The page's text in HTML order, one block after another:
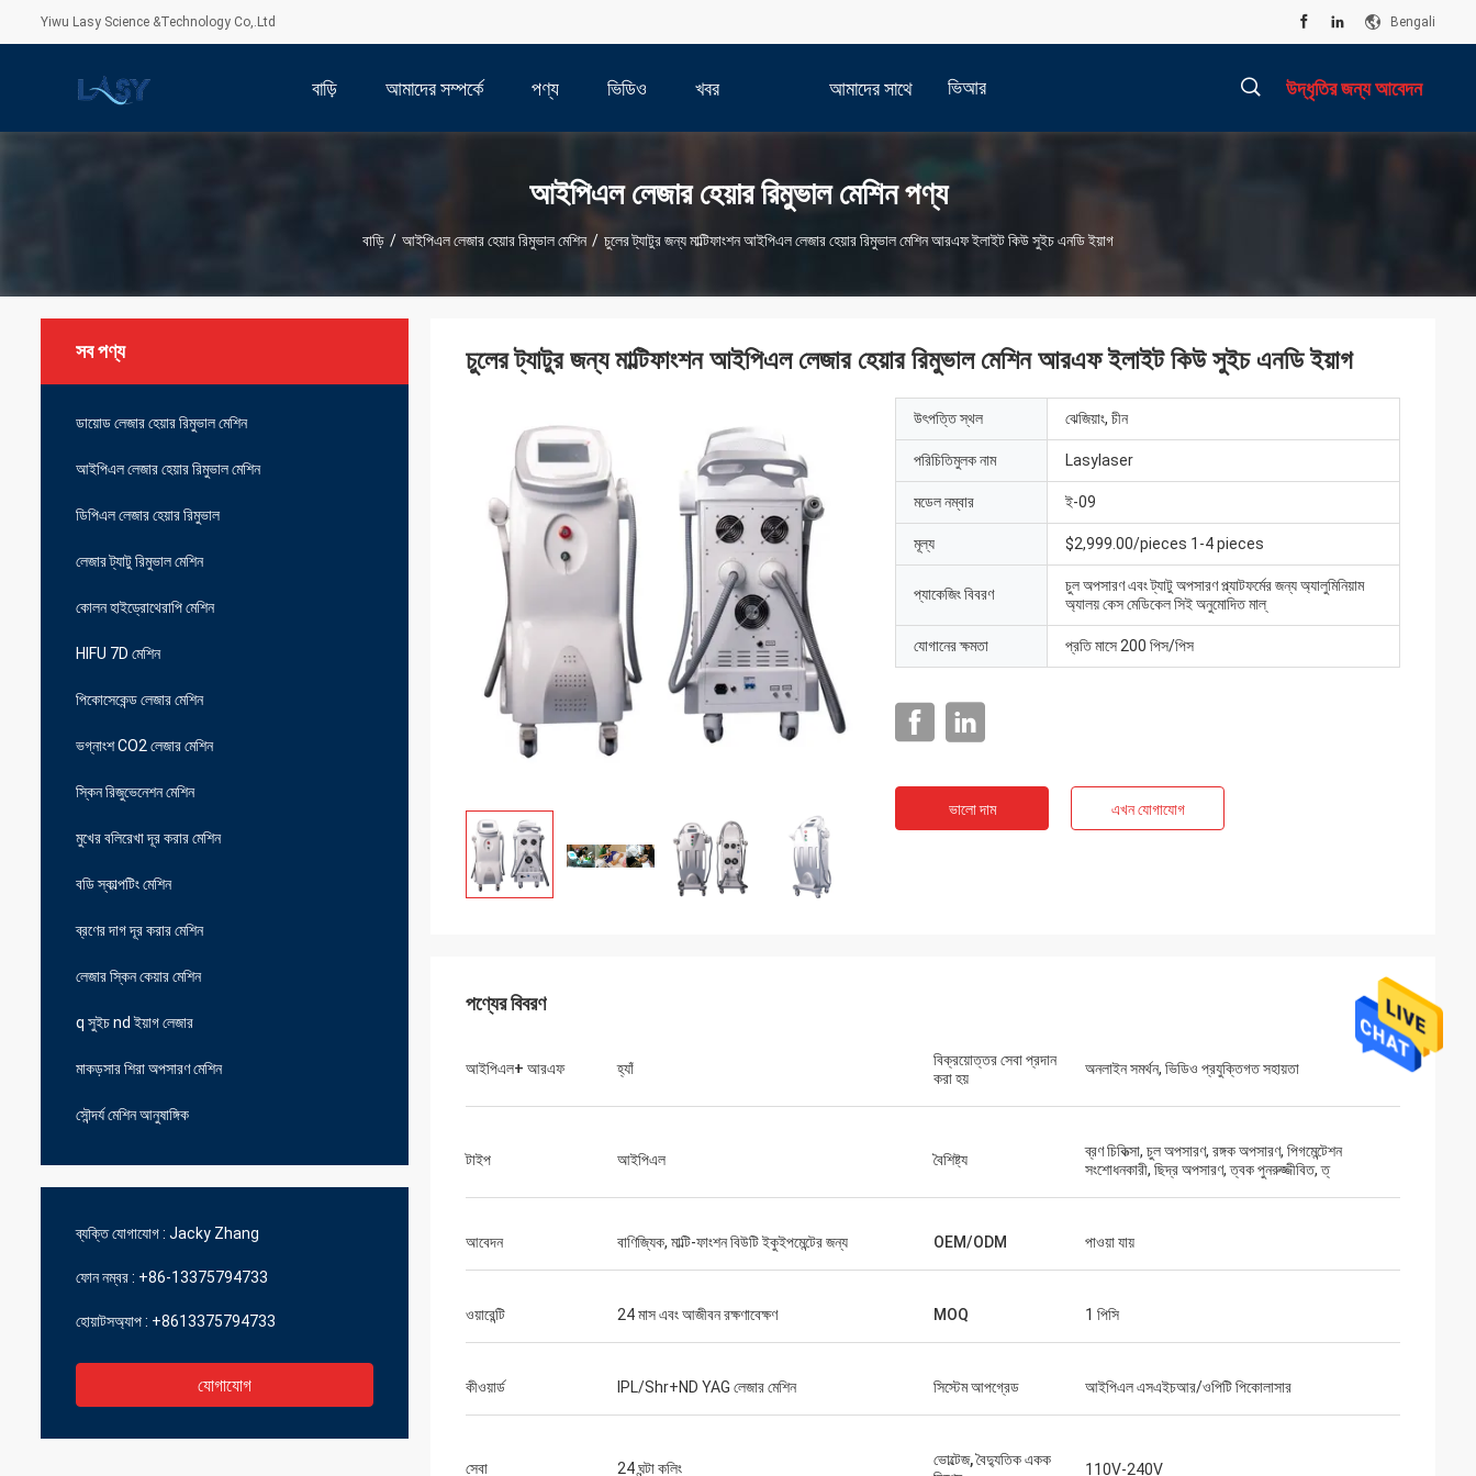
Yiwu Lasy Science &Technology Co,.Ltd Bengali
বাড়ি আমাদের সম্পর্কে পণ্য ভিডিও খবর আমাদের সাথে
যোগাযোগ করুন
ভিআর উদ্ধৃতির জন্য আবেদন
আইপিএল লেজার হেয়ার রিমুভাল মেশিন পণ্য
বাড়ি / আইপিএল লেজার হেয়ার রিমুভাল মেশিন / চুলের ট্যাটুর জন্য মাল্টিফাংশন আইপিএল লেজার হেয়ার রিমুভাল মেশিন আরএফ ইলাইট কিউ সুইচ এনডি ইয়াগ
সব পণ্য
ডায়োড লেজার হেয়ার রিমুভাল মেশিন
আইপিএল লেজার হেয়ার রিমুভাল মেশিন
ডিপিএল লেজার হেয়ার রিমুভাল
লেজার ট্যাটু রিমুভাল মেশিন
কোলন হাইড্রোথেরাপি মেশিন
HIFU 7D মেশিন
পিকোসেকেন্ড লেজার মেশিন
ভগ্নাংশ CO2 লেজার মেশিন
স্কিন রিজুভেনেশন মেশিন
মুখের বলিরেখা দূর করার মেশিন
বডি স্কাল্পটিং মেশিন
ব্রণের দাগ দূর করার মেশিন
লেজার স্কিন কেয়ার মেশিন
q সুইচ nd ইয়াগ লেজার
মাকড়সার শিরা অপসারণ মেশিন
সৌন্দর্য মেশিন আনুষাঙ্গিক
ব্যক্তি যোগাযোগ : Jacky Zhang
ফোন নম্বর : +86-13375794733
হোয়াটসঅ্যাপ : +8613375794733
যোগাযোগ
চুলের ট্যাটুর জন্য মাল্টিফাংশন আইপিএল লেজার হেয়ার রিমুভাল মেশিন আরএফ ইলাইট কিউ সুইচ এনডি ইয়াগ
উৎপত্তি স্থল ঝেজিয়াং, চীন
পরিচিতিমুলক নাম Lasylaser
মডেল নম্বার ই-09
মূল্য $2,999.00/pieces 1-4 pieces
প্যাকেজিং বিবরণ
চুল অপসারণ এবং ট্যাটু অপসারণ প্ল্যাটফর্মের জন্য অ্যালুমিনিয়াম
অ্যালয় কেস মেডিকেল সিই অনুমোদিত মাল্
যোগানের ক্ষমতা প্রতি মাসে 200 পিস/পিস
ভালো দাম এখন যোগাযোগ
পণ্যের বিবরণ
আইপিএল+ আরএফ হ্যাঁ
বিক্রয়োত্তর সেবা প্রদান
করা হয়
অনলাইন সমর্থন, ভিডিও প্রযুক্তিগত সহায়তা
টাইপ আইপিএল বৈশিষ্ট্য
ব্রণ চিকিত্সা, চুল অপসারণ, রঙ্গক অপসারণ, পিগমেন্টেশন
সংশোধনকারী, ছিদ্র অপসারণ, ত্বক পুনরুজ্জীবিত, ত্
আবেদন বাণিজ্যিক, মাল্টি-ফাংশন বিউটি ইকুইপমেন্টের জন্য OEM/ODM পাওয়া যায়
ওয়ারেন্টি 24 মাস এবং আজীবন রক্ষণাবেক্ষণ MOQ 1 পিসি
কীওয়ার্ড IPL/Shr+ND YAG লেজার মেশিন সিস্টেম আপগ্রেড আইপিএল এসএইচআর/ওপিটি পিকোলাসার
সেবা 24 ঘন্টা কলিং
ভোল্টেজ, বৈদ্যুতিক একক
110V-240V